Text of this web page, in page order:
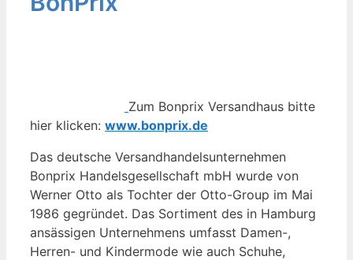
Zum Bonprix Versandhaus bitte
hier klicken: www.bonprix.de
Das deutsche Versandhandelsunternehmen
Bonprix Handelsgesellschaft mbH wurde von
Werner Otto als Tochter der Otto-Group im Mai
1986 gegründet. Das Sortiment des in Hamburg
ansässigen Unternehmens umfasst Damen-,
Herren- und Kindermode wie auch Schuhe,